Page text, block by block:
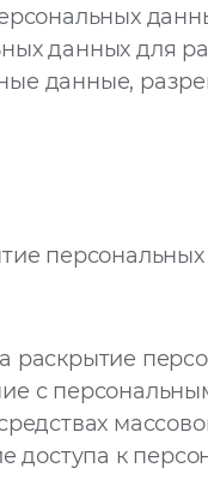
данных для
данные,
раскрытие
с
доступа к